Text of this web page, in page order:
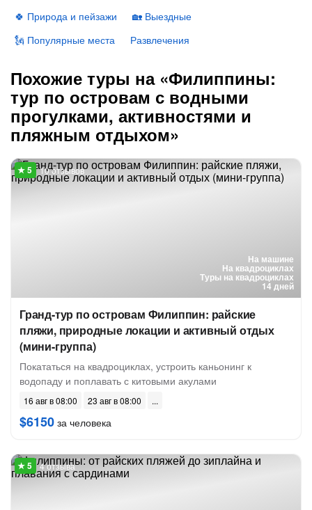
🍀 Природа и пейзажи
🏡 Выездные
🗽 Популярные места
Развлечения
Похожие туры на «Филиппины:
тур по островам с водными
прогулками, активностями и
пляжным отдыхом»
На машине
На квадроциклах
Туры на квадроциклах
14 дней
10 отзывов
Гранд-тур по островам Филиппин: райские
пляжи, природные локации и активный отдых
(мини-группа)
Покататься на квадроциклах, устроить каньонинг к
водопаду и поплавать с китовыми акулами
16 авг в 08:00 23 авг в 08:00
$6150 за человека
4 отзыва